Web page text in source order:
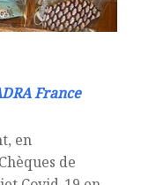
France
en
de